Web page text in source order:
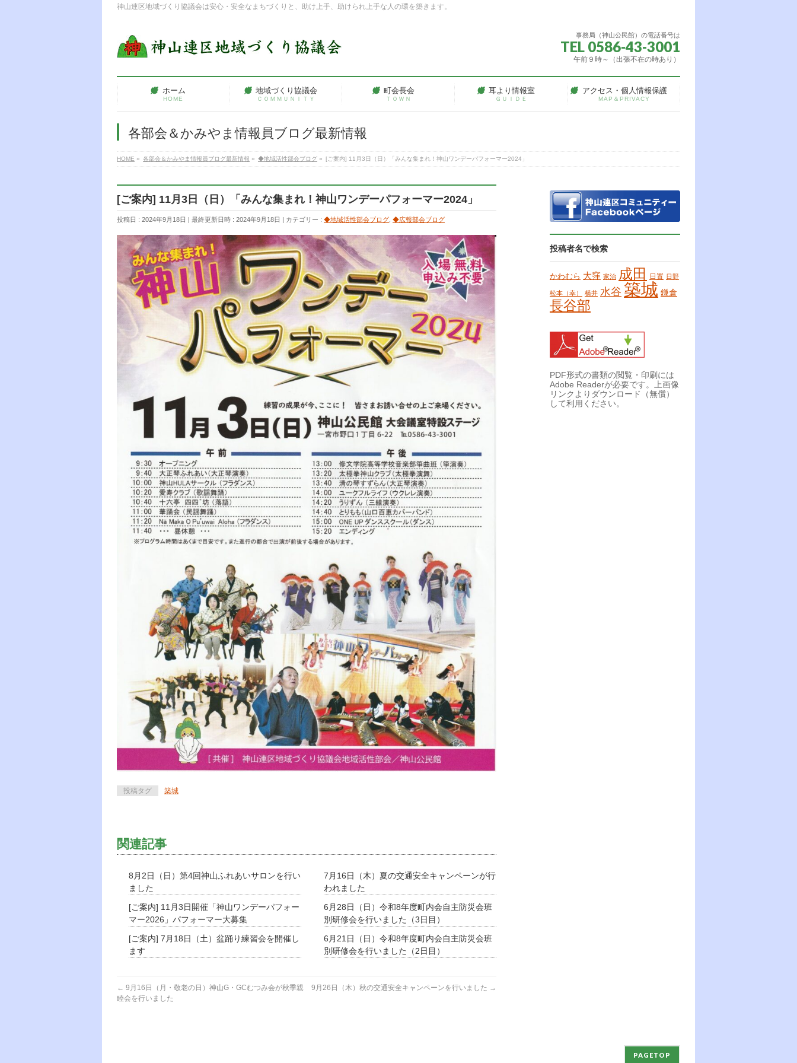
神山連区地域づくり協議会は安心・安全なまちづくりと、助け上手、助けられ上手な人の環を築きます。
事務局（神山公民館）の電話番号は
TEL 0586-43-3001
午前９時～（出張不在の時あり）
ホーム
HOME
地域づくり協議会
ＣＯＭＭＵＮＩＴＹ
町会長会
ＴＯＷＮ
耳より情報室
ＧＵＩＤＥ
アクセス・個人情報保護
MAP＆PRIVACY
各部会＆かみやま情報員ブログ最新情報
HOME » 各部会＆かみやま情報員ブログ最新情報 » ◆地域活性部会ブログ » [ご案内] 11月3日（日）「みんな集まれ！神山ワンデーパフォーマー2024」
[ご案内] 11月3日（日）「みんな集まれ！神山ワンデーパフォーマー2024」
投稿日 : 2024年9月18日 最終更新日時 : 2024年9月18日 カテゴリー : ◆地域活性部会ブログ ◆広報部会ブログ
投稿タグ 築城
関連記事
8月2日（日）第4回神山ふれあいサロンを行い
ました
7月16日（木）夏の交通安全キャンペーンが行
われました
[ご案内] 11月3日開催「神山ワンデーパフォー
マー2026」パフォーマー大募集
6月28日（日）令和8年度町内会自主防災会班
別研修会を行いました（3日目）
[ご案内] 7月18日（土）盆踊り練習会を開催し
ます
6月21日（日）令和8年度町内会自主防災会班
別研修会を行いました（2日目）
← 9月16日（月・敬老の日）神山G・GCむつみ会が秋季親
睦会を行いました
9月26日（木）秋の交通安全キャンペーンを行いました →
投稿者名で検索
かわむら 大窪 家治 成田 日置 日野
松本（幸） 横井 水谷 築城 鎌倉
長谷部
PDF形式の書類の閲覧・印刷には
Adobe Readerが必要です。上画像
リンクよりダウンロード（無償）
して利用ください。
PAGETOP